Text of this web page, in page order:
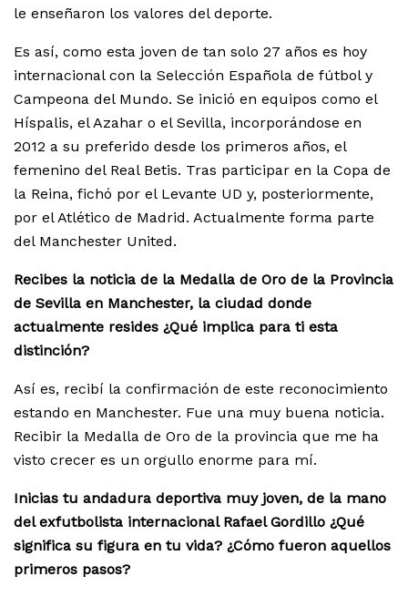
le enseñaron los valores del deporte.
Es así, como esta joven de tan solo 27 años es hoy
internacional con la Selección Española de fútbol y
Campeona del Mundo. Se inició en equipos como el
Híspalis, el Azahar o el Sevilla, incorporándose en
2012 a su preferido desde los primeros años, el
femenino del Real Betis. Tras participar en la Copa de
la Reina, fichó por el Levante UD y, posteriormente,
por el Atlético de Madrid. Actualmente forma parte
del Manchester United.
Recibes la noticia de la Medalla de Oro de la Provincia
de Sevilla en Manchester, la ciudad donde
actualmente resides ¿Qué implica para ti esta
distinción?
Así es, recibí la confirmación de este reconocimiento
estando en Manchester. Fue una muy buena noticia.
Recibir la Medalla de Oro de la provincia que me ha
visto crecer es un orgullo enorme para mí.
Inicias tu andadura deportiva muy joven, de la mano
del exfutbolista internacional Rafael Gordillo ¿Qué
significa su figura en tu vida? ¿Cómo fueron aquellos
primeros pasos?